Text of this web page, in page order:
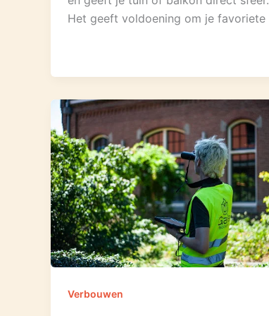
Het geeft voldoening om je favoriete
Verbouwen